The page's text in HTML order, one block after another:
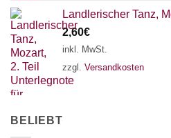
Landlerischer Tanz,
2,60€
inkl. MwSt.
zzgl. Versandkosten
BELIEBT